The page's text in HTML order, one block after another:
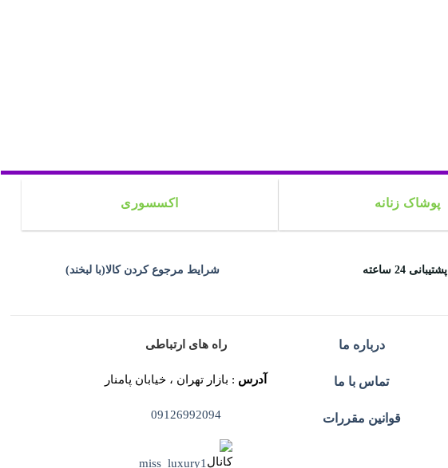
پوشاک زنانه اکسسوری
پشتیبانی 24 ساعته شرایط مرجوع کردن کالا(با لبخند)
درباره ما
تماس با ما
قوانین مقررات
راه های ارتباطی
آدرس : بازار تهران ، خیابان پامنار
09126992094
miss_luxury1